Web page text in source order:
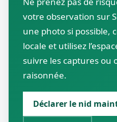
votre observation sur
une photo si possible,
locale et utilisez
suivre les captures ou
raisonnée.
Déclarer le nid